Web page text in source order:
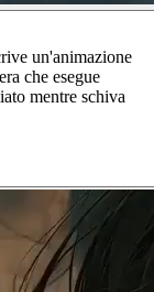
un'animazione
che esegue
mentre schiva